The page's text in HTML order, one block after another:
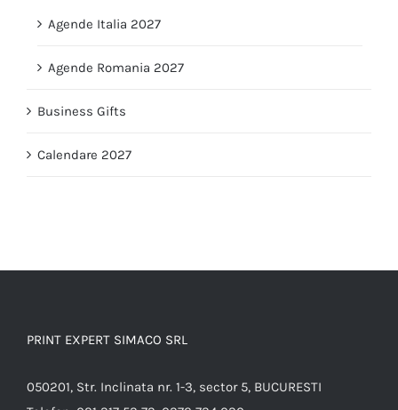
Agende Italia 2027
Agende Romania 2027
Business Gifts
Calendare 2027
PRINT EXPERT SIMACO SRL
050201, Str. Inclinata nr. 1-3, sector 5, BUCURESTI